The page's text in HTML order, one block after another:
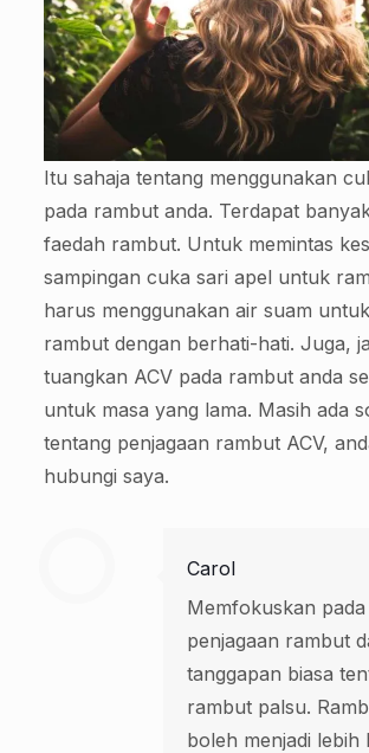
Itu sahaja tentang menggunakan
pada rambut anda. Terdapat
faedah rambut. Untuk memintas
sampingan cuka sari apel untuk
harus menggunakan air suam
rambut dengan berhati-hati. Juga,
tuangkan ACV pada rambut anda
untuk masa yang lama. Masih ada
tentang penjagaan rambut ACV,
hubungi saya.
Carol
Memfokuskan pada
penjagaan rambut
tanggapan biasa
rambut palsu.
boleh menjadi lebih